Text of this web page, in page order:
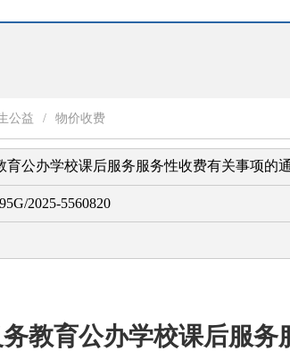
公益 / 物价收费
育公办学校课后服务服务性收费有关事项的
2025-5560820
教育公办学校课后服